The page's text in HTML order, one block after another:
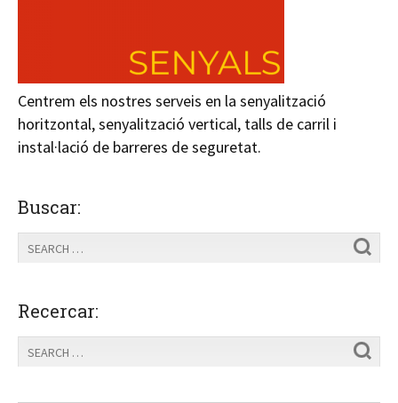
Centrem els nostres serveis en la senyalització
horitzontal, senyalització vertical, talls de carril i
instal·lació de barreres de seguretat.
Buscar:
Recercar: